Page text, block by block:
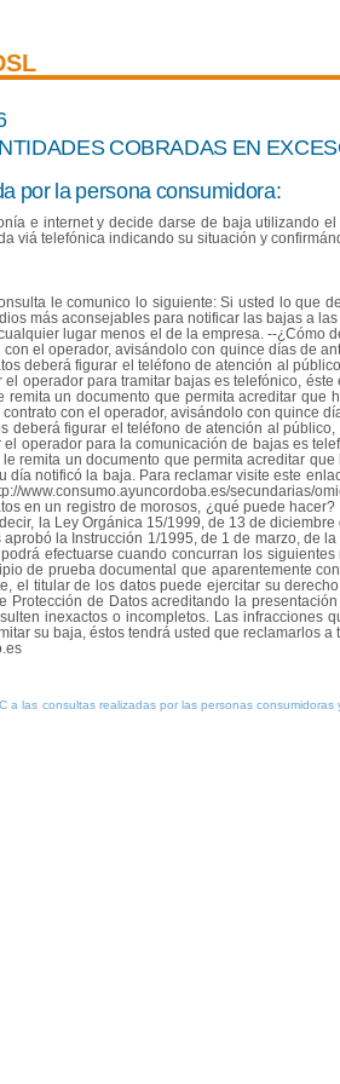
COBRADAS EN
por la persona consumidora:
e internet y decide darse de baja utilizando
viá telefónica indicando su situación y
le comunico lo siguiente: Si usted lo
más aconsejables para notificar las bajas a
lugar menos el de la empresa. --
el operador, avisándolo con quince días de
deberá figurar el teléfono de atención al
operador para tramitar bajas es telefónico,
un documento que permita acreditar
con el operador, avisándolo con quince
deberá figurar el teléfono de atención al
operador para la comunicación de bajas es
remita un documento que permita acreditar
día notificó la baja. Para reclamar visite este
www.consumo.ayuncordoba.es/secundarias/
en un registro de morosos, ¿qué puede
la Ley Orgánica 15/1999, de 13 de
la Instrucción 1/1995, de 1 de marzo,
efectuarse cuando concurran los
de prueba documental que aparentemente
el titular de los datos puede ejercitar su
Protección de Datos acreditando la
inexactos o incompletos. Las
su baja, éstos tendrá usted que reclamarlos
a las consultas realizadas por las personas